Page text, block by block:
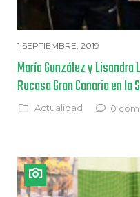
1 SEPTIEMBRE, 2019
María González y
Rocasa Gran Canaria en la
Actualidad 0